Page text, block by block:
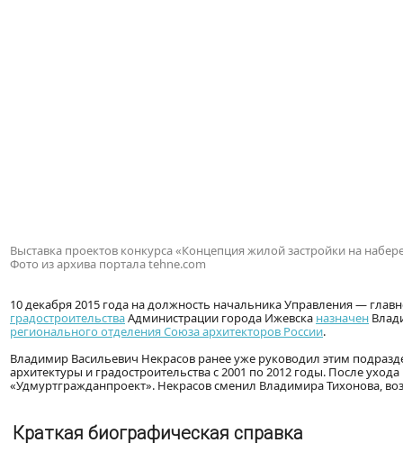
Выставка проектов конкурса «Концепция жилой застройки на
Фото из архива портала tehne.com
10 декабря 2015 года на должность начальника Управления —
градостроительстваАдминистрации города Ижевска назначен
регионального отделения Союза архитекторов России.
Владимир Васильевич Некрасов ранее уже руководил этим
архитектуры и градостроительства с 2001 по 2012 годы. После
«Удмуртгражданпроект». Некрасов сменил Владимира Тихонова,
Краткая биографическая справка